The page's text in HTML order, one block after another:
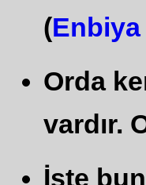
(
Orda
vardır.
İşte